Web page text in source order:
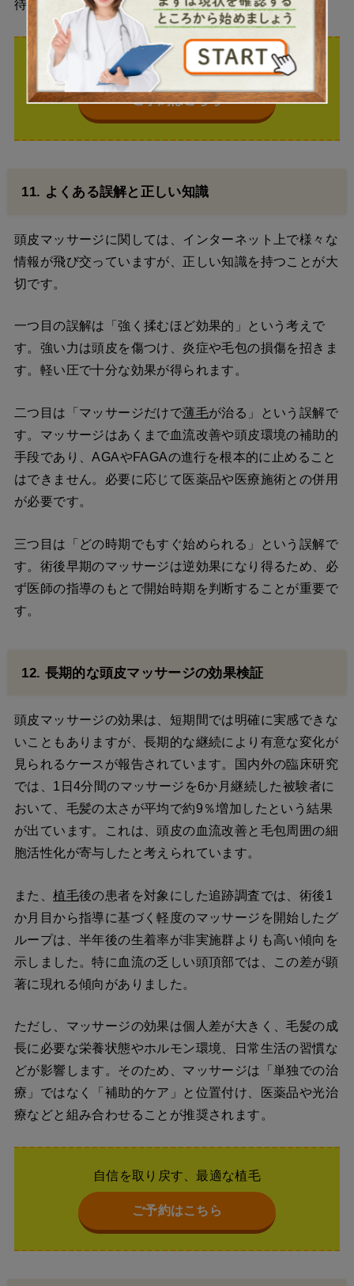
待できます。
自信を取り戻す、最適な植毛
ご予約はこちら
11. よくある誤解と正しい知識
頭皮マッサージに関しては、インターネット上で様々な
情報が飛び交っていますが、正しい知識を持つことが大
切です。
一つ目の誤解は「強く揉むほど効果的」という考えで
す。強い力は頭皮を傷つけ、炎症や毛包の損傷を招きま
す。軽い圧で十分な効果が得られます。
二つ目は「マッサージだけで薄毛が治る」という誤解で
す。マッサージはあくまで血流改善や頭皮環境の補助的
手段であり、AGAやFAGAの進行を根本的に止めること
はできません。必要に応じて医薬品や医療施術との併用
が必要です。
三つ目は「どの時期でもすぐ始められる」という誤解で
す。術後早期のマッサージは逆効果になり得るため、必
ず医師の指導のもとで開始時期を判断することが重要で
す。
12. 長期的な頭皮マッサージの効果検証
頭皮マッサージの効果は、短期間では明確に実感できな
いこともありますが、長期的な継続により有意な変化が
見られるケースが報告されています。国内外の臨床研究
では、1日4分間のマッサージを6か月継続した被験者に
おいて、毛髪の太さが平均で約9％増加したという結果
が出ています。これは、頭皮の血流改善と毛包周囲の細
胞活性化が寄与したと考えられています。
また、植毛後の患者を対象にした追跡調査では、術後1
か月目から指導に基づく軽度のマッサージを開始したグ
ループは、半年後の生着率が非実施群よりも高い傾向を
示しました。特に血流の乏しい頭頂部では、この差が顕
著に現れる傾向がありました。
ただし、マッサージの効果は個人差が大きく、毛髪の成
長に必要な栄養状態やホルモン環境、日常生活の習慣な
どが影響します。そのため、マッサージは「単独での治
療」ではなく「補助的ケア」と位置付け、医薬品や光治
療などと組み合わせることが推奨されます。
自信を取り戻す、最適な植毛
ご予約はこちら